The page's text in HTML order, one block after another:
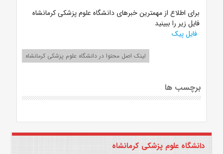
برای اطلاع از مهمترین خبرهای دانشگاه علوم پزشکی کرمانشاه
فایل زیر را ببینید
فایل پیک
لینک اصل محتوا در دانشگاه علوم پزشکی کرمانشاه
برچسب ها
دانشگاه علوم پزشکی کرمانشاه